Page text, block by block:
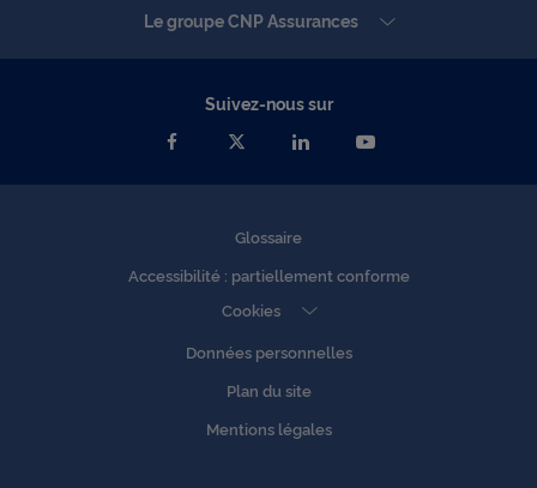
Le groupe CNP Assurances
Glossaire
Accessibilité : partiellement conforme
Cookies
Données personnelles
Plan du site
Mentions légales
Suivez-nous sur